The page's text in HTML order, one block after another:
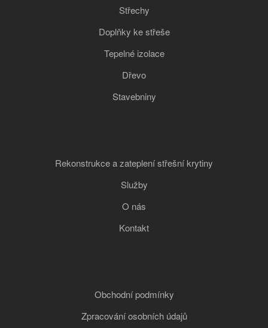
Střechy
Doplňky ke střeše
Tepelné izolace
Dřevo
Stavebniny
Rekonstrukce a zateplení střešní krytiny
Služby
O nás
Kontakt
Obchodní podmínky
Zpracování osobních údajů